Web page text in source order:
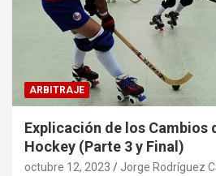
ARBITRAJE
Explicación de los Cambios
Hockey (Parte 3 y Final)
octubre 12, 2023 Jorge Rodríguez